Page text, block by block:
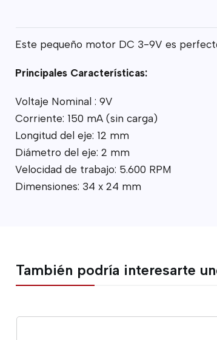
Este pequeño motor DC 3-9V es
Principales Características:
Voltaje Nominal : 9V
Corriente: 150 mA (sin carga)
Longitud del eje: 12 mm
Diámetro del eje: 2 mm
Velocidad de trabajo: 5.600 RPM
Dimensiones: 34 x 24 mm
También podría interesarte